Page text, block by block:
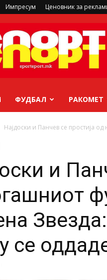
Импресум Ценовник за
ФУДБАЛ РАКОМЕТ
Најдоски и Панчев се простија
и
се